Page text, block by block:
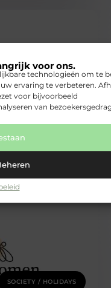
voor ons.
technologieën om te
ervaring te verbeteren.
voor bijvoorbeeld
van
SOCIETY / HOLIDAYS
in de maand
SOCIETY / HOLIDAYS